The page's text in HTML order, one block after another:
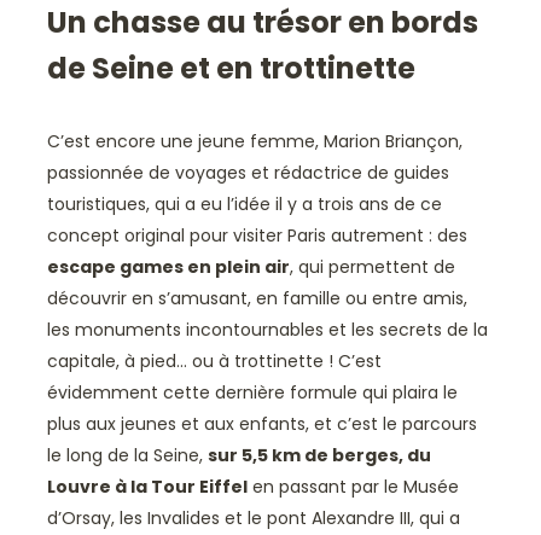
Un chasse au trésor en bords
de Seine et en trottinette
C’est encore une jeune femme, Marion Briançon,
passionnée de voyages et rédactrice de guides
touristiques, qui a eu l’idée il y a trois ans de ce
concept original pour visiter Paris autrement : des
escape games en plein air, qui permettent de
découvrir en s’amusant, en famille ou entre amis,
les monuments incontournables et les secrets de la
capitale, à pied… ou à trottinette ! C’est
évidemment cette dernière formule qui plaira le
plus aux jeunes et aux enfants, et c’est le parcours
le long de la Seine,sur 5,5 km de berges, du
Louvre à la Tour Eiffel en passant par le Musée
d’Orsay, les Invalides et le pont Alexandre III, qui a